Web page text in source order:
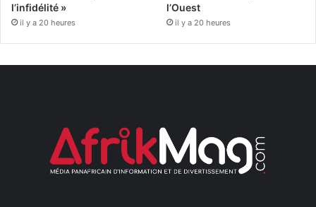
l’infidélité »
il y a 20 heures
l’Ouest
il y a 20 heures